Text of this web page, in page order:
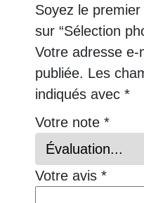
Soyez le
sur “Sélection
Votre adresse
publiée. Les
indiqués avec *
Votre note *
Votre avis *